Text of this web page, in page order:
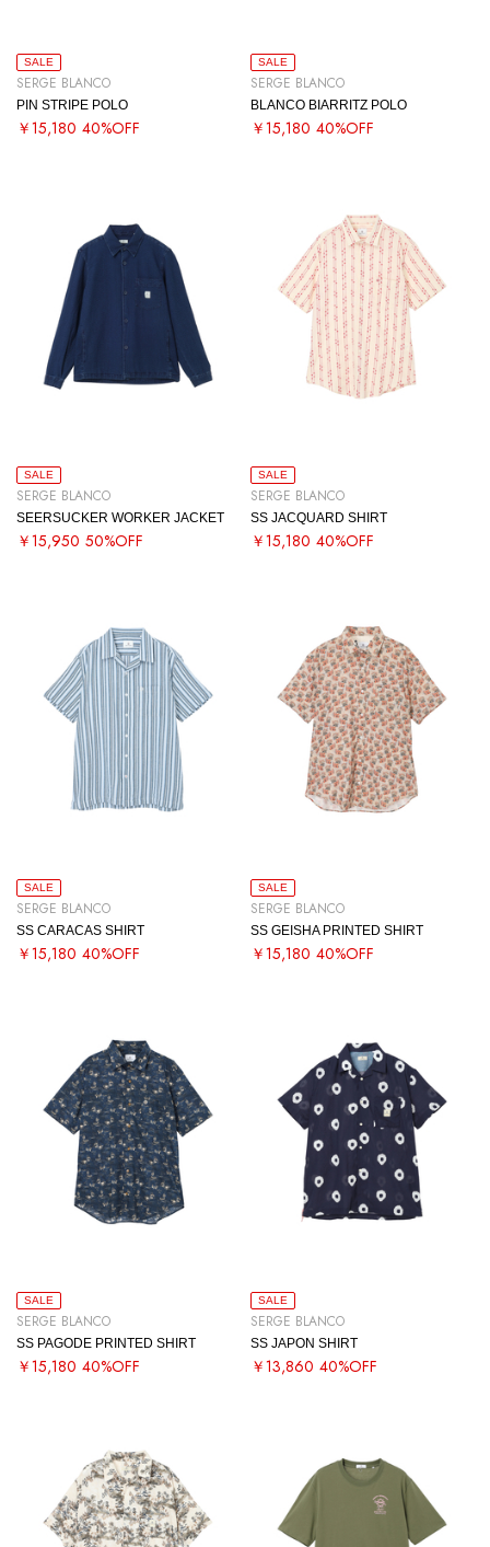
SALE
SERGE BLANCO
PIN STRIPE POLO
￥15,180 40%OFF
SALE
SERGE BLANCO
BLANCO BIARRITZ POLO
￥15,180 40%OFF
SALE
SERGE BLANCO
SEERSUCKER WORKER JACKET
￥15,950 50%OFF
SALE
SERGE BLANCO
SS JACQUARD SHIRT
￥15,180 40%OFF
SALE
SERGE BLANCO
SS CARACAS SHIRT
￥15,180 40%OFF
SALE
SERGE BLANCO
SS GEISHA PRINTED SHIRT
￥15,180 40%OFF
SALE
SERGE BLANCO
SS PAGODE PRINTED SHIRT
￥15,180 40%OFF
SALE
SERGE BLANCO
SS JAPON SHIRT
￥13,860 40%OFF